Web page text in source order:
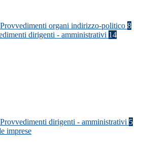
Provvedimenti organi indirizzo-politico 8
dirigenti - amministrativi 14
Provvedimenti dirigenti - amministrativi 5
imprese